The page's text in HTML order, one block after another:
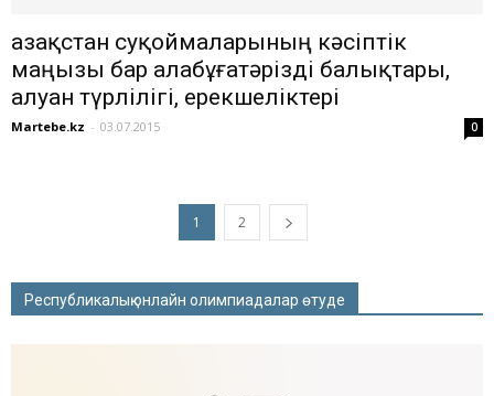
Қазақстан суқоймаларының кәсіптік
маңызы бар алабұғатәрізді балықтары,
алуан түрлілігі, ерекшеліктері
Martebe.kz - 03.07.2015 0
1 2
Республикалық онлайн олимпиадалар өтуде